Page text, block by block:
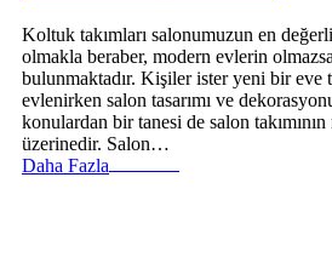
Koltuk takımları salonumuzun en değerli
olmakla beraber, modern evlerin
bulunmaktadır. Kişiler ister yeni bir eve
evlenirken salon tasarımı ve
konulardan bir tanesi de salon takımının
üzerinedir. Salon…
Daha Fazla